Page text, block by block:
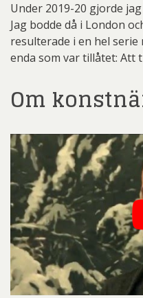
Under 2019-20 gjorde
Jag bodde då i London
resulterade i en hel
enda som var tillåtet: Att
Om